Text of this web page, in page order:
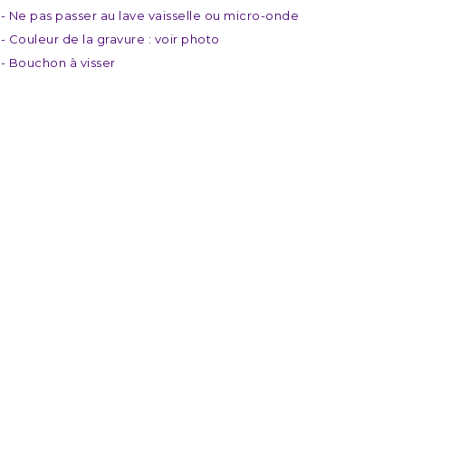
- Ne pas passer au lave vaisselle ou micro-onde
- Couleur de la gravure : voir photo
- Bouchon à visser